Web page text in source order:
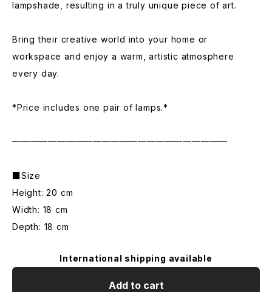
lampshade, resulting in a truly unique piece of art.
Bring their creative world into your home or
workspace and enjoy a warm, artistic atmosphere
every day.
*Price includes one pair of lamps.*
────────────────────────
■Size
Height: 20 cm
Width: 18 cm
Depth: 18 cm
International shipping available
Add to cart